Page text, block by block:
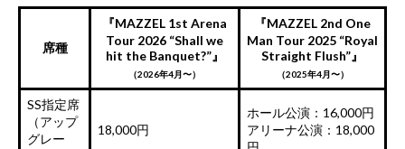
席種
『MAZZEL 1st Arena
Tour 2026 “Shall we
hit the Banquet?”』
（2026年4月〜）
『MAZZEL 2nd One
Man Tour 2025 “Royal
Straight Flush”』
（2025年4月〜）
SS指定席
（アップ
グレー
18,000円
ホール公演：16,000円
アリーナ公演：18,000